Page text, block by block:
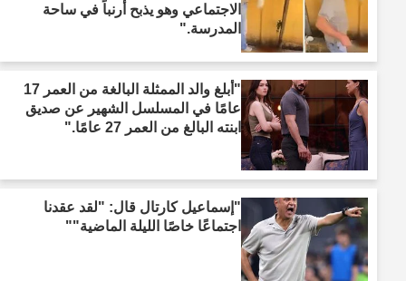
الاجتماعي وهو يذبح أرنباً في ساحة
المدرسة."
"أبلغ والد الممثلة البالغة من العمر 17
عامًا في المسلسل الشهير عن صديق
ابنته البالغ من العمر 27 عامًا."
"إسماعيل كارتال قال: "لقد عقدنا
اجتماعًا خاصًا الليلة الماضية""